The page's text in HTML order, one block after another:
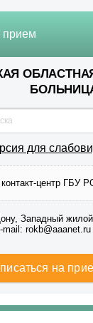
для
центр ГБУ
Западный
mail: rokb@aaanet.ru
на
прием